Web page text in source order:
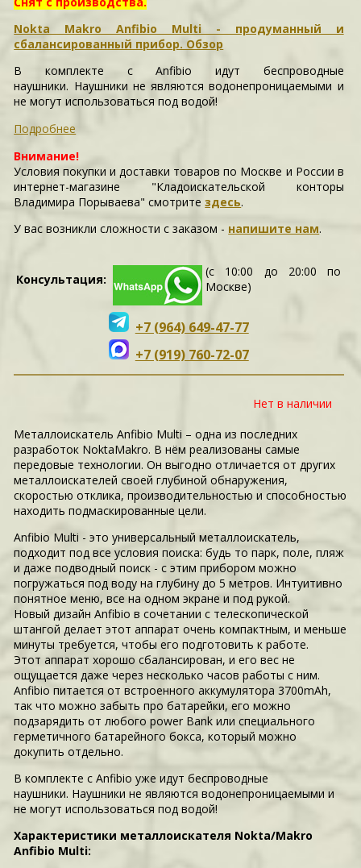
Nokta Makro Anfibio Multi - продуманный и
сбалансированный прибор. Обзор
В комплекте с Anfibio идут беспроводные
наушники. Наушники не являются водонепроницаемыми и
не могут использоваться под водой!
Подробнее
Внимание!
Условия покупки и доставки товаров по Москве и России в
интернет-магазине "Кладоискательской конторы
Владимира Порываева" смотритездесь.
У вас возникли сложности c заказом - напишите нам.
Консультация:
(с 10:00 до 20:00 по
Москве)
+7 (964) 649-47-77
+7 (919) 760-72-07
Нет в наличии
Металлоискатель Anfibio Multi – одна из последних
разработок NoktaMakro. В нём реализованы самые
передовые технологии. Он выгодно отличается от других
металлоискателей своей глубиной обнаружения,
скоростью отклика, производительностью и способностью
находить подмаскированные цели.
Anfibio Multi - это универсальный металлоискатель,
подходит под все условия поиска: будь то парк, поле, пляж
и даже подводный поиск - с этим прибором можно
погружаться под воду на глубину до 5 метров. Интуитивно
понятное меню, все на одном экране и под рукой.
Новый дизайн Anfibio в сочетании с телескопической
штангой делает этот аппарат очень компактным, и меньше
минуты требуется, чтобы его подготовить к работе.
Этот аппарат хорошо сбалансирован, и его вес не
ощущается даже через несколько часов работы с ним.
Anfibio питается от встроенного аккумулятора 3700mAh,
так что можно забыть про батарейки, его можно
подзарядить от любого power Bank или специального
герметичного батарейного бокса, который можно
докупить отдельно.
В комплекте с Anfibio уже идут беспроводные
наушники. Наушники не являются водонепроницаемыми и
не могут использоваться под водой!
Характеристики металлоискателя Nokta/Makro
Anfibio Multi: